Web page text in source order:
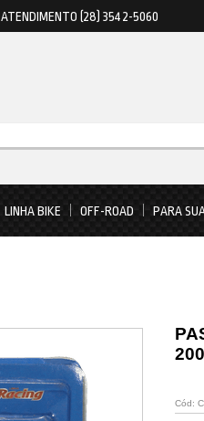
ATENDIMENTO (28) 3542-5060
LINHA BIKE OFF-ROAD PARA
Cód: